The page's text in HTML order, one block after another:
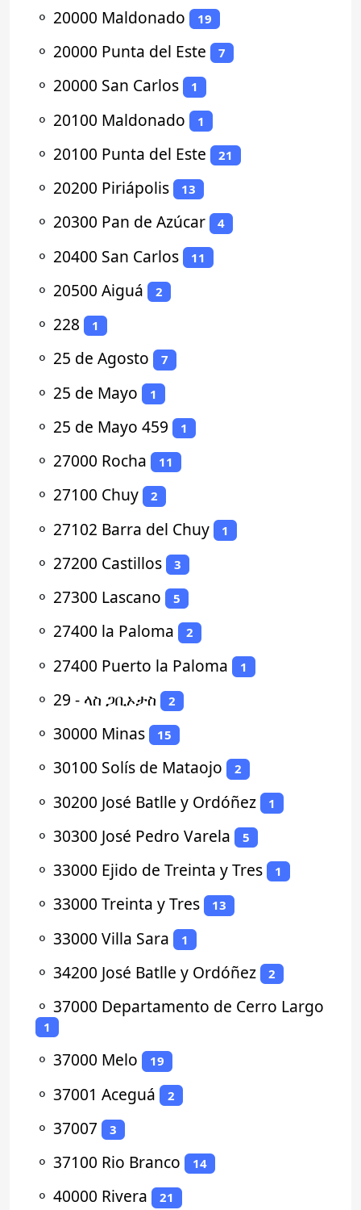
⚬ 20000 Maldonado 19
⚬ 20000 Punta del Este 7
⚬ 20000 San Carlos 1
⚬ 20100 Maldonado 1
⚬ 20100 Punta del Este 21
⚬ 20200 Piriápolis 13
⚬ 20300 Pan de Azúcar 4
⚬ 20400 San Carlos 11
⚬ 20500 Aiguá 2
⚬ 228 1
⚬ 25 de Agosto 7
⚬ 25 de Mayo 1
⚬ 25 de Mayo 459 1
⚬ 27000 Rocha 11
⚬ 27100 Chuy 2
⚬ 27102 Barra del Chuy 1
⚬ 27200 Castillos 3
⚬ 27300 Lascano 5
⚬ 27400 la Paloma 2
⚬ 27400 Puerto la Paloma 1
⚬ 29 - ላስ ጋቢኦታስ 2
⚬ 30000 Minas 15
⚬ 30100 Solís de Mataojo 2
⚬ 30200 José Batlle y Ordóñez 1
⚬ 30300 José Pedro Varela 5
⚬ 33000 Ejido de Treinta y Tres 1
⚬ 33000 Treinta y Tres 13
⚬ 33000 Villa Sara 1
⚬ 34200 José Batlle y Ordóñez 2
⚬ 37000 Departamento de Cerro Largo
1
⚬ 37000 Melo 19
⚬ 37001 Aceguá 2
⚬ 37007 3
⚬ 37100 Rio Branco 14
⚬ 40000 Rivera 21